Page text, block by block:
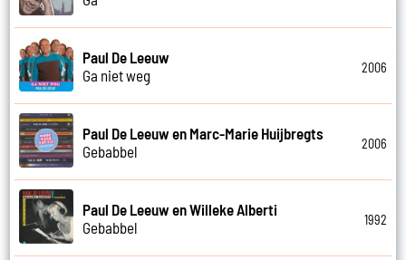
Paul De Leeuw
Ga niet weg
2006
Paul De Leeuw en Marc-Marie Huijbregts
Gebabbel
2006
Paul De Leeuw en Willeke Alberti
Gebabbel
1992